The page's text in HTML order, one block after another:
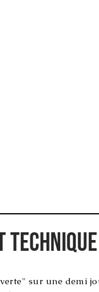
technique
sur une demi